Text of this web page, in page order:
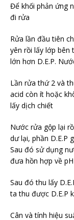
Để khối phản ứng
đi rửa
Rửa lần đầu tiên
yên rồi lấy lớp bên
lớn hơn D.E.P.
Lần rửa thứ 2 và
acid còn ít hoặc
lấy dịch chiết
Nước rửa gộp lại
dư lại, phần D.E.P
Sau đó sử dụng
đưa hồn hợp về
Sau đó thu lấy
ta thu được D.E.P
Cân và tính hiệu